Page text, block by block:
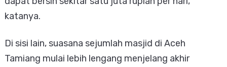
katanya.
Di sisi lain, suasana sejumlah masjid di Aceh
Tamiang mulai lebih lengang menjelang akhir